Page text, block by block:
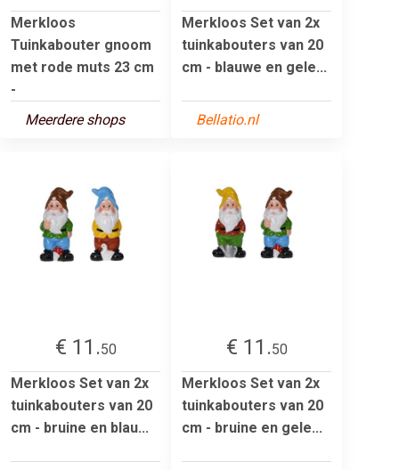
Merkloos
Tuinkabouter gnoom
met rode muts 23 cm
-
Meerdere shops
Merkloos Set van 2x
tuinkabouters van 20
cm - blauwe en gele...
Bellatio.nl
€ 11.50
Merkloos Set van 2x
tuinkabouters van 20
cm - bruine en blau...
€ 11.50
Merkloos Set van 2x
tuinkabouters van 20
cm - bruine en gele...